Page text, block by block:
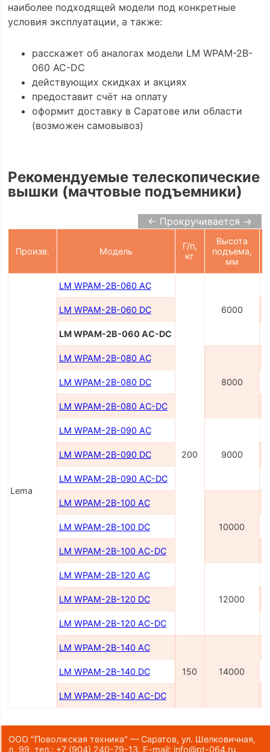
наиболее подходящей модели под конкретные
условия эксплуатации, а также:
расскажет об аналогах модели LM WPAM-2B-
060 AC-DC
действующих скидках и акциях
предоставит счёт на оплату
оформит доставку в Саратове или области
(возможен самовывоз)
Рекомендуемые телескопические
вышки (мачтовые подъемники)
← Прокручивается →
Произв. Модель
Г/п,
кг
Высота
подъема,
мм
Lema
LM WPAM-2B-060 AC
200
6000
LM WPAM-2B-060 DC
LM WPAM-2B-060 AC-DC
LM WPAM-2В-080 AC
8000
LM WPAM-2B-080 DC
LM WPAM-2B-080 AC-DC
LM WPAM-2В-090 AC
9000
LM WPAM-2B-090 DC
LM WPAM-2B-090 AC-DC
LM WPAM-2B-100 AC
10000
LM WPAM-2B-100 DC
LM WPAM-2B-100 AC-DC
LM WPAM-2B-120 AC
12000
LM WPAM-2B-120 DC
LM WPAM-2B-120 AC-DC
LM WPAM-2B-140 AC
150 14000
LM WPAM-2B-140 DC
LM WPAM-2B-140 AC-DC
ООО "Поволжская техника" — Саратов, ул. Шелковичная,
д. 99,тел.: +7 (904) 240-79-13, E-mail: info@pt-064.ru